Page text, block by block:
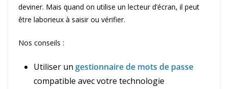
deviner. Mais quand on utilise un lecteur d’écran, il peut
être laborieux à saisir ou vérifier.
Nos conseils :
Utiliser un gestionnaire de mots de passe
compatible avec votre technologie